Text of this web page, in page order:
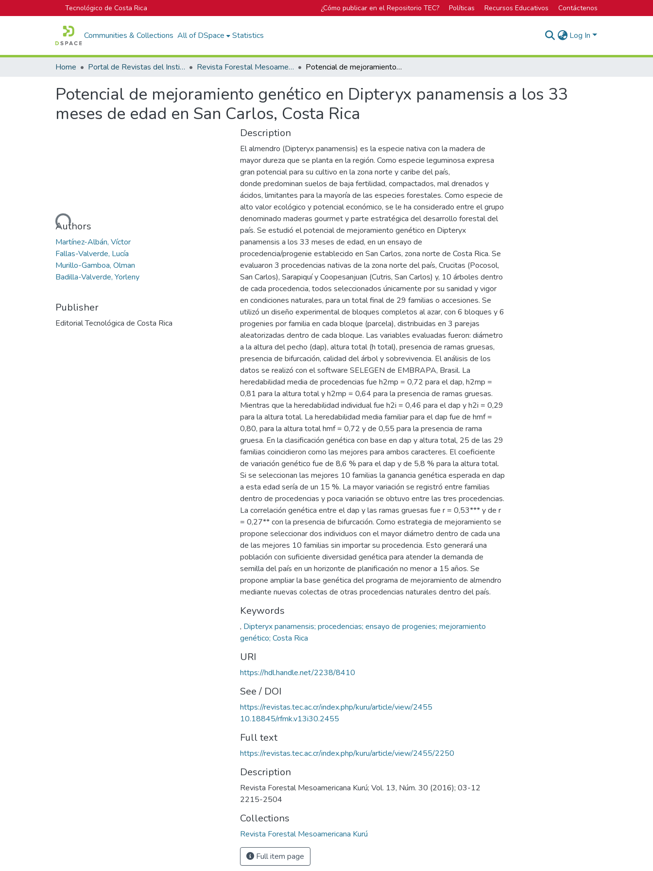
Tecnológico de Costa Rica ¿Cómo publicar en el Repositorio TEC? Políticas Recursos Educativos Contáctenos
Communities & Collections All of DSpace Statistics Log In
Home Portal de Revistas del Instituto Tecnológico de Costa Rica Revista Forestal Mesoamericana Kurú Potencial de mejoramiento genético en Dipteryx panamensis a los 33 meses de edad en San Carlos, Costa Rica
Potencial de mejoramiento genético en Dipteryx panamensis a los 33
meses de edad en San Carlos, Costa Rica
Loading...
Authors
Martínez-Albán, Víctor
Fallas-Valverde, Lucía
Murillo-Gamboa, Olman
Badilla-Valverde, Yorleny
Publisher
Editorial Tecnológica de Costa Rica
Description
El almendro (Dipteryx panamensis) es la especie nativa con la madera de
mayor dureza que se planta en la región. Como especie leguminosa expresa
gran potencial para su cultivo en la zona norte y caribe del país,
donde predominan suelos de baja fertilidad, compactados, mal drenados y
ácidos, limitantes para la mayoría de las especies forestales. Como especie de
alto valor ecológico y potencial económico, se le ha considerado entre el grupo
denominado maderas gourmet y parte estratégica del desarrollo forestal del
país. Se estudió el potencial de mejoramiento genético en Dipteryx
panamensis a los 33 meses de edad, en un ensayo de
procedencia/progenie establecido en San Carlos, zona norte de Costa Rica. Se
evaluaron 3 procedencias nativas de la zona norte del país, Crucitas (Pocosol,
San Carlos), Sarapiquí y Coopesanjuan (Cutris, San Carlos) y, 10 árboles dentro
de cada procedencia, todos seleccionados únicamente por su sanidad y vigor
en condiciones naturales, para un total final de 29 familias o accesiones. Se
utilizó un diseño experimental de bloques completos al azar, con 6 bloques y 6
progenies por familia en cada bloque (parcela), distribuidas en 3 parejas
aleatorizadas dentro de cada bloque. Las variables evaluadas fueron: diámetro
a la altura del pecho (dap), altura total (h total), presencia de ramas gruesas,
presencia de bifurcación, calidad del árbol y sobrevivencia. El análisis de los
datos se realizó con el software SELEGEN de EMBRAPA, Brasil. La
heredabilidad media de procedencias fue h2mp = 0,72 para el dap, h2mp =
0,81 para la altura total y h2mp = 0,64 para la presencia de ramas gruesas.
Mientras que la heredabilidad individual fue h2i = 0,46 para el dap y h2i = 0,29
para la altura total. La heredabilidad media familiar para el dap fue de hmf =
0,80, para la altura total hmf = 0,72 y de 0,55 para la presencia de rama
gruesa. En la clasificación genética con base en dap y altura total, 25 de las 29
familias coincidieron como las mejores para ambos caracteres. El coeficiente
de variación genético fue de 8,6 % para el dap y de 5,8 % para la altura total.
Si se seleccionan las mejores 10 familias la ganancia genética esperada en dap
a esta edad sería de un 15 %. La mayor variación se registró entre familias
dentro de procedencias y poca variación se obtuvo entre las tres procedencias.
La correlación genética entre el dap y las ramas gruesas fue r = 0,53*** y de r
= 0,27** con la presencia de bifurcación. Como estrategia de mejoramiento se
propone seleccionar dos individuos con el mayor diámetro dentro de cada una
de las mejores 10 familias sin importar su procedencia. Esto generará una
población con suficiente diversidad genética para atender la demanda de
semilla del país en un horizonte de planificación no menor a 15 años. Se
propone ampliar la base genética del programa de mejoramiento de almendro
mediante nuevas colectas de otras procedencias naturales dentro del país.
Keywords
, Dipteryx panamensis; procedencias; ensayo de progenies; mejoramiento
genético; Costa Rica
URI
https://hdl.handle.net/2238/8410
See / DOI
https://revistas.tec.ac.cr/index.php/kuru/article/view/2455
10.18845/rfmk.v13i30.2455
Full text
https://revistas.tec.ac.cr/index.php/kuru/article/view/2455/2250
Description
Revista Forestal Mesoamericana Kurú; Vol. 13, Núm. 30 (2016); 03-12
2215-2504
Collections
Revista Forestal Mesoamericana Kurú
Full item page